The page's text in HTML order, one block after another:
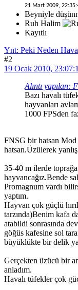
21 Mart 2009,
Beyniyle
Ruh Halim
Kayıtlı
Ynt: Peki Neden
#2
19 Ocak 2010,
Alıntı yapılan:
Bazı havalı
hayvanları
1000 FPSden
FNSG bir hatsan
hatsan.Üzülerek
35-40 m ilerde
hayvancağız.Bende
Promagnum vardı
yaptım.
Hayvan çok güçlü
tarzında)Benim kafa
atabildi sonrasında
göğüs kafesine sol
büyüklükte bir delik
Gerçekten üzücü bir
anladım.
Havalı tüfekler çok